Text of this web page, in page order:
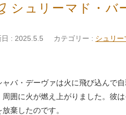
シュリーマド・
日 : 2025.5.5 カテゴリー : シュリ
ャバ・デーヴァは火に飛び込んで
周囲に火が燃え上がりました。彼
放棄したのです。